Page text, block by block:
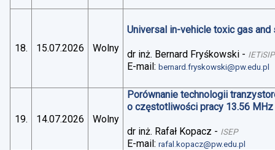
18. 15.07.2026 Wolny
Universal in-vehicle toxic gas
dr inż. Bernard Fryśkowski - IETiSIP
E-mail:bernard.fryskowski@pw.edu.pl
19. 14.07.2026 Wolny
Porównanie technologii
o częstotliwości pracy 13.56 MHz
dr inż. Rafał Kopacz - ISEP
E-mail:rafal.kopacz@pw.edu.pl